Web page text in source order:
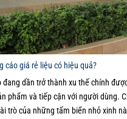
cáo giá rẻ liệu có hiệu quả?
đang dần trở thành xu thế chính
phẩm và tiếp cận với người dùng.
trò của những tấm biển nhỏ xinh